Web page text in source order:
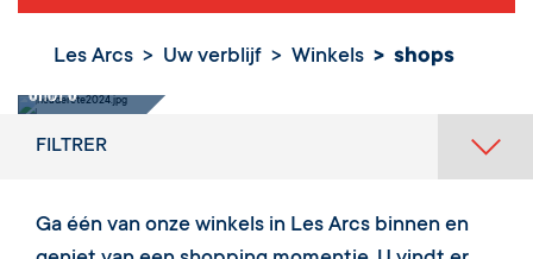
Les Arcs Uw verblijf Winkels
shops
shops
FILTRER
Ga één van onze winkels in Les Arcs binnen en